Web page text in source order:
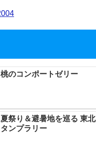
桃のコンポートゼリー
夏祭り＆避暑地を巡る 東
タンプラリー